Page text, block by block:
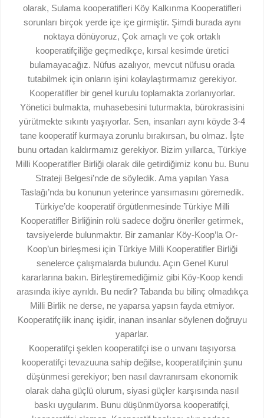
olarak, Sulama kooperatifleri Köy Kalkınma Kooperatifleri
sorunları birçok yerde içe içe girmiştir. Şimdi burada aynı
noktaya dönüyoruz, Çok amaçlı ve çok ortaklı
kooperatifçiliğe geçmedikçe, kırsal kesimde üretici
bulamayacağız. Nüfus azalıyor, mevcut nüfusu orada
tutabilmek için onların işini kolaylaştırmamız gerekiyor.
Kooperatifler bir genel kurulu toplamakta zorlanıyorlar.
Yönetici bulmakta, muhasebesini tuturmakta, bürokrasisini
yürütmekte sıkıntı yaşıyorlar. Sen, insanları aynı köyde 3-4
tane kooperatif kurmaya zorunlu bırakırsan, bu olmaz. İşte
bunu ortadan kaldırmamız gerekiyor. Bizim yıllarca, Türkiye
Milli Kooperatifler Birliği olarak dile getirdiğimiz konu bu. Bunu
Strateji Belgesi’nde de söyledik. Ama yapılan Yasa
Taslağı’nda bu konunun yeterince yansımasını göremedik.
Türkiye’de kooperatif örgütlenmesinde Türkiye Milli
Kooperatifler Birliğinin rolü sadece doğru öneriler getirmek,
tavsiyelerde bulunmaktır. Bir zamanlar Köy-Koop’la Or-
Koop’un birleşmesi için Türkiye Milli Kooperatifler Birliği
senelerce çalışmalarda bulundu. Açın Genel Kurul
kararlarına bakın. Birleştiremediğimiz gibi Köy-Koop kendi
arasında ikiye ayrıldı. Bu nedir? Tabanda bu bilinç olmadıkça
Milli Birlik ne derse, ne yaparsa yapsın fayda etmiyor.
Kooperatifçilik inanç işidir, inanan insanlar söylenen doğruyu
yaparlar.
Kooperatifçi şeklen kooperatifçi ise o unvanı taşıyorsa
kooperatifçi tevazuuna sahip değilse, kooperatifçinin şunu
düşünmesi gerekiyor; ben nasıl davranırsam ekonomik
olarak daha güçlü olurum, siyasi güçler karşısında nasıl
baskı uygularım. Bunu düşünmüyorsa kooperatifçi,